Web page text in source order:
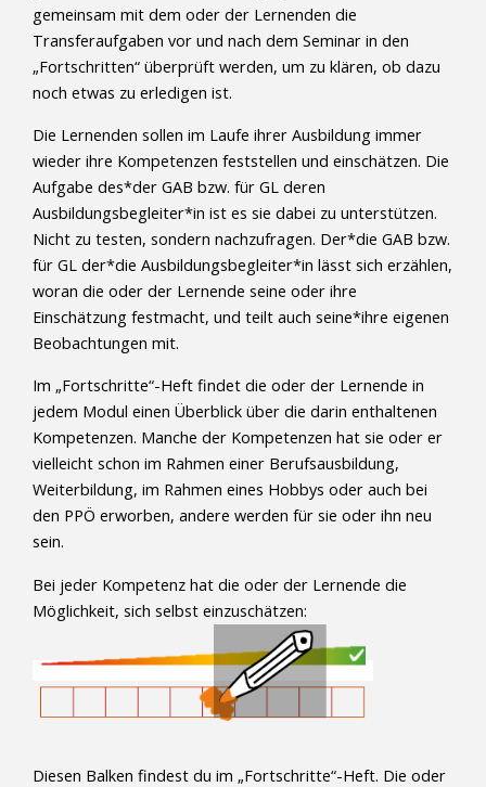
gemeinsam mit dem oder der Lernenden die
Transferaufgaben vor und nach dem Seminar in den
„Fortschritten“ überprüft werden, um zu klären, ob dazu
noch etwas zu erledigen ist.
Die Lernenden sollen im Laufe ihrer Ausbildung immer
wieder ihre Kompetenzen feststellen und einschätzen. Die
Aufgabe des*der GAB bzw. für GL deren
Ausbildungsbegleiter*in ist es sie dabei zu unterstützen.
Nicht zu testen, sondern nachzufragen. Der*die GAB bzw.
für GL der*die Ausbildungsbegleiter*in lässt sich erzählen,
woran die oder der Lernende seine oder ihre
Einschätzung festmacht, und teilt auch seine*ihre eigenen
Beobachtungen mit.
Im „Fortschritte“-Heft findet die oder der Lernende in
jedem Modul einen Überblick über die darin enthaltenen
Kompetenzen. Manche der Kompetenzen hat sie oder er
vielleicht schon im Rahmen einer Berufsausbildung,
Weiterbildung, im Rahmen eines Hobbys oder auch bei
den PPÖ erworben, andere werden für sie oder ihn neu
sein.
Bei jeder Kompetenz hat die oder der Lernende die
Möglichkeit, sich selbst einzuschätzen:
Diesen Balken findest du im „Fortschritte“-Heft. Die oder